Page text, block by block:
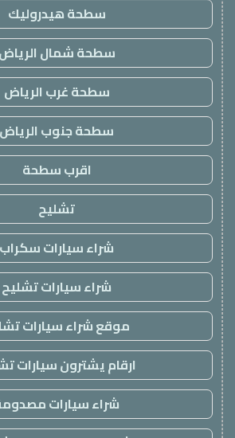
سطحة هيدروليك
سطحة شمال الرياض
سطحة غرب الرياض
سطحة جنوب الرياض
اقرب سطحة
تشليح
شراء سيارات سكراب
شراء سيارات تشليح
موقع شراء سيارات
ارقام يشترون سيارات
شراء سيارات